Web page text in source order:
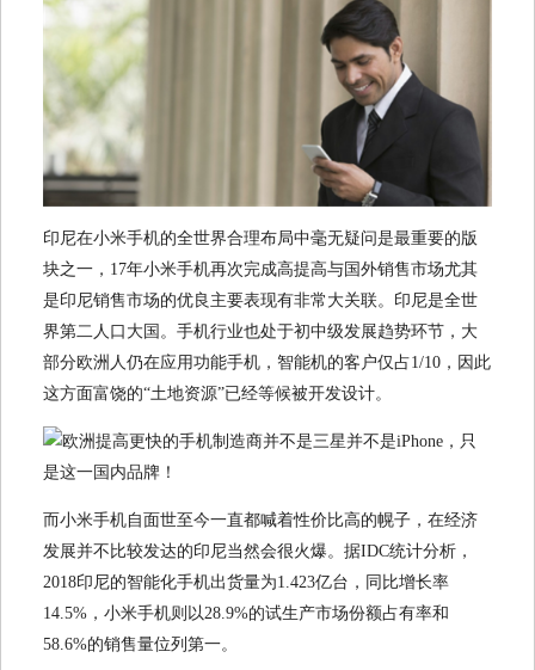
印尼在小米手机的全世界合理布局中毫无疑问是最重要的版
块之一，17年小米手机再次完成高提高与国外销售市场尤其
是印尼销售市场的优良主要表现有非常大关联。印尼是全世
界第二人口大国。手机行业也处于初中级发展趋势环节，大
部分欧洲人仍在应用功能手机，智能机的客户仅占1/10，因此
这方面富饶的“土地资源”已经等候被开发设计。
而小米手机自面世至今一直都喊着性价比高的幌子，在经济
发展并不比较发达的印尼当然会很火爆。据IDC统计分析，
2018印尼的智能化手机出货量为1.423亿台，同比增长率
14.5%，小米手机则以28.9%的试生产市场份额占有率和
58.6%的销售量位列第一。